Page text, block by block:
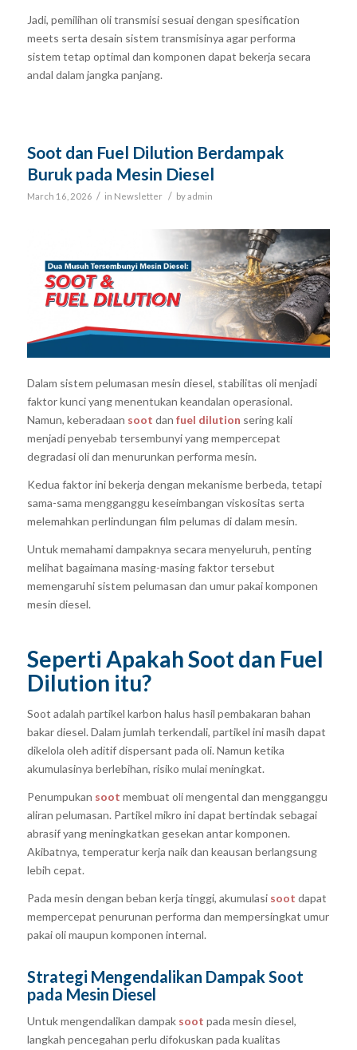
Jadi, pemilihan oli transmisi sesuai dengan spesification
meets serta desain sistem transmisinya agar performa
sistem tetap optimal dan komponen dapat bekerja secara
andal dalam jangka panjang.
Soot dan Fuel Dilution Berdampak
Buruk pada Mesin Diesel
March 16, 2026 / in Newsletter / byadmin
Dalam sistem pelumasan mesin diesel, stabilitas oli menjadi
faktor kunci yang menentukan keandalan operasional.
Namun, keberadaan soot dan fuel dilution sering kali
menjadi penyebab tersembunyi yang mempercepat
degradasi oli dan menurunkan performa mesin.
Kedua faktor ini bekerja dengan mekanisme berbeda, tetapi
sama-sama mengganggu keseimbangan viskositas serta
melemahkan perlindungan film pelumas di dalam mesin.
Untuk memahami dampaknya secara menyeluruh, penting
melihat bagaimana masing-masing faktor tersebut
memengaruhi sistem pelumasan dan umur pakai komponen
mesin diesel.
Seperti Apakah Soot dan Fuel
Dilution itu?
Soot adalah partikel karbon halus hasil pembakaran bahan
bakar diesel. Dalam jumlah terkendali, partikel ini masih dapat
dikelola oleh aditif dispersant pada oli. Namun ketika
akumulasinya berlebihan, risiko mulai meningkat.
Penumpukan soot membuat oli mengental dan mengganggu
aliran pelumasan. Partikel mikro ini dapat bertindak sebagai
abrasif yang meningkatkan gesekan antar komponen.
Akibatnya, temperatur kerja naik dan keausan berlangsung
lebih cepat.
Pada mesin dengan beban kerja tinggi, akumulasi soot dapat
mempercepat penurunan performa dan mempersingkat umur
pakai oli maupun komponen internal.
Strategi Mengendalikan Dampak Soot
pada Mesin Diesel
Untuk mengendalikan dampak soot pada mesin diesel,
langkah pencegahan perlu difokuskan pada kualitas